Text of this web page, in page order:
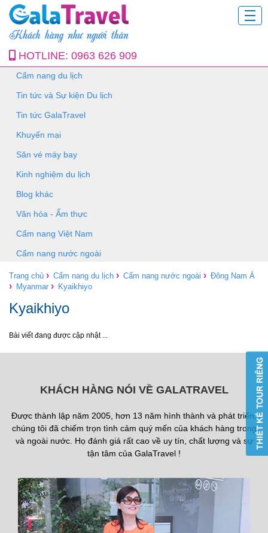
HOTLINE: 0963 626 909
Cẩm nang du lịch
Tin tức và Sự kiện Du lịch
Tin tức GalaTravel
Khuyến mại
Săn vé máy bay
Kinh nghiệm du lịch
Blog khác
Văn hóa - Ẩm thực
Cẩm nang Việt Nam
Cẩm nang nước ngoài
Trang chủ › Cẩm nang du lịch › Cẩm nang nước ngoài › Đông Nam Á
› Myanmar › Kyaikhiyo
Kyaikhiyo
Bài viết đang được cập nhật ...
KHÁCH HÀNG NÓI VỀ GALATRAVEL
Được thành lập năm 2005, hơn 13 năm hình thành và phát triển,
chúng tôi đã chiếm trọn tình cảm quý mến của khách hàng trong
và ngoài nước. Họ đánh giá rất cao về uy tín, chất lượng và sự
tận tâm của GalaTravel !